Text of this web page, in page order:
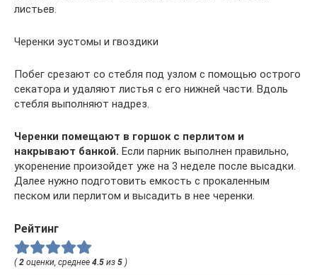
листьев.
Черенки эустомы и гвоздики
Побег срезают со стебля под узлом с помощью острого
секатора и удаляют листья с его нижней части. Вдоль
стебля выполняют надрез.
Черенки помещают в горшок с перлитом и
накрывают банкой. Если парник выполнен правильно,
укоренение произойдет уже на 3 неделе после высадки.
Далее нужно подготовить емкость с прокаленным
песком или перлитом и высадить в нее черенки.
Рейтинг
(2 оценки, среднее 4.5 из 5 )